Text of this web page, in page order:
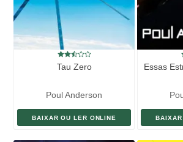
Tau Zero
Poul Anderson
BAIXAR OU LER ONLINE
Essas